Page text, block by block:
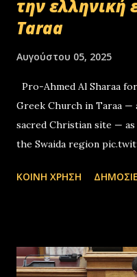
την ελληνική
Taraa
Αυγούστου 05, 2025
Pro-Ahmed Al Sharaa
Greek Church in Taraa —
sacred Christian site —
the Swaida region
ΚΟΙΝΉ ΧΡΉΣΗ